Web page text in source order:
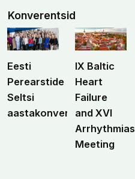
Konverentsid
Eesti
Perearstide
Seltsi
aastakonverents
IX Baltic
Heart
Failure
and XVI
Arrhythmias
Meeting